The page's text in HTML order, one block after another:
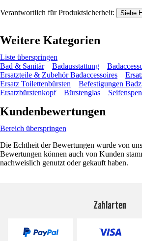
Verantwortlich für Produktsicherheit: Siehe
Weitere Kategorien
Liste überspringen
Bad & Sanitär
Badausstattung
Ersatzteile & Zubehör Badaccessoires
Ersatz Toilettenbürsten
Befestigungen
Ersatzbürstenkopf
Bürstenglas
Kundenbewertungen
Bereich überspringen
Die Echtheit der Bewertungen wurde von
Bewertungen können auch von Kunden
nachweislich genutzt oder gekauft haben.
Zahlarten